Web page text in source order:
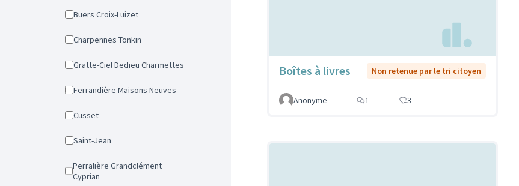
Buers Croix-Luizet
Charpennes Tonkin
Gratte-Ciel Dedieu Charmettes
Ferrandière Maisons Neuves
Cusset
Saint-Jean
Perralière Grandclément
Cyprian
Boîtes à livres Non retenue par le tri citoyen
Anonyme 1 3